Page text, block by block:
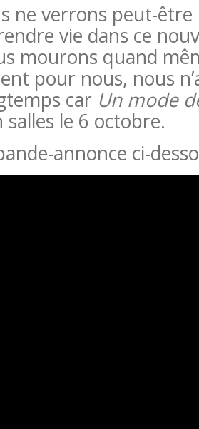
ne verrons peut-être
vie dans ce
mourons quand
pour nous, nous
car Un mode
le 6 octobre.
annonce ci-